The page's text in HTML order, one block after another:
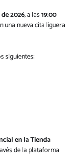
2026, a las19:00
una nueva cita liguera
siguientes:
en la Tienda
de la plataforma